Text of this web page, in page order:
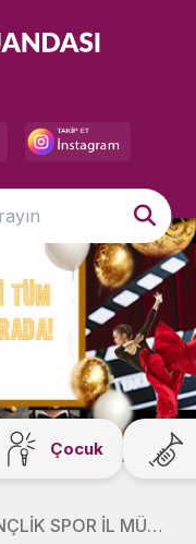
Çocuk
GENÇLİK SPOR İL MÜDÜRLÜĞÜ